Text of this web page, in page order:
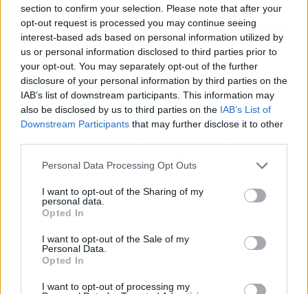
section to confirm your selection. Please note that after your
opt-out request is processed you may continue seeing
interest-based ads based on personal information utilized by
us or personal information disclosed to third parties prior to
your opt-out. You may separately opt-out of the further
disclosure of your personal information by third parties on the
IAB’s list of downstream participants. This information may
also be disclosed by us to third parties on the IAB’s List of
Downstream Participants that may further disclose it to other
Personal Data Processing Opt Outs
I want to opt-out of the Sharing of my
personal data.
Opted In
I want to opt-out of the Sale of my
Personal Data.
Opted In
I want to opt-out of processing my
El Madrid más ambicioso de la
era Florentino: ¿hay precedentes
de un verano así?
En 2009, Florentino revolucionó el mercado
con Cristiano, Kaká, Benzema y Xabi Alonso. En
2013 trajo a Bale y a Isco. Pero nunca en tan
poco tiempo se habían cerrado cuatro fichajes
de este calibre.Y además con el añadido de
. Esta semana de furia redefine lo que
significa 'planificación deportiva' en el Real
Madrid y deja claro que el presidente no se va a
El chisme en 3 claves (TL;DR)